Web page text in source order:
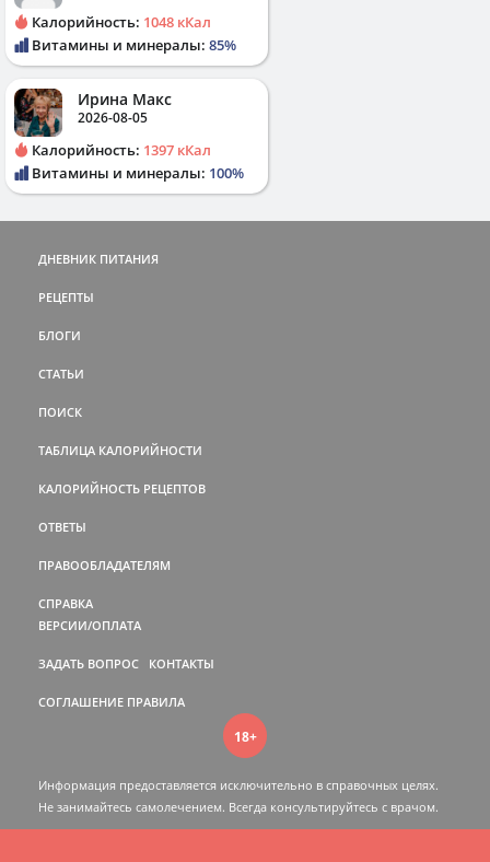
Калорийность: 1048 кКал
Витамины и минералы: 85%
Ирина Макс
2026-08-05
Калорийность: 1397 кКал
Витамины и минералы: 100%
ДНЕВНИК ПИТАНИЯ
РЕЦЕПТЫ
БЛОГИ
СТАТЬИ
ПОИСК
ТАБЛИЦА КАЛОРИЙНОСТИ
КАЛОРИЙНОСТЬ РЕЦЕПТОВ
ОТВЕТЫ
ПРАВООБЛАДАТЕЛЯМ
СПРАВКА
ВЕРСИИ/ОПЛАТА
ЗАДАТЬ ВОПРОС КОНТАКТЫ
СОГЛАШЕНИЕ ПРАВИЛА
18+
Информация предоставляется исключительно в справочных целях.
Не занимайтесь самолечением. Всегда консультируйтесь c врачом.